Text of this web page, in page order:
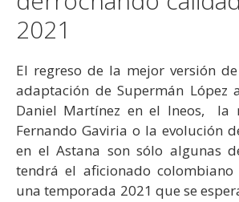
2021
El regreso de la mejor versión
adaptación de Supermán López
Daniel Martínez en el Ineos, la
Fernando Gaviria o la evolución
en el Astana son sólo algunas
tendrá el aficionado
una temporada 2021 que se